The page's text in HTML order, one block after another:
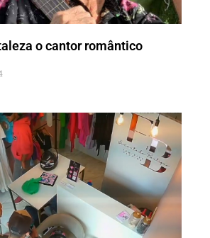
o cantor romântico